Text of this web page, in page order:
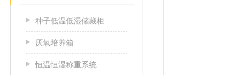
种子低温低湿储藏柜
厌氧培养箱
恒温恒湿称重系统